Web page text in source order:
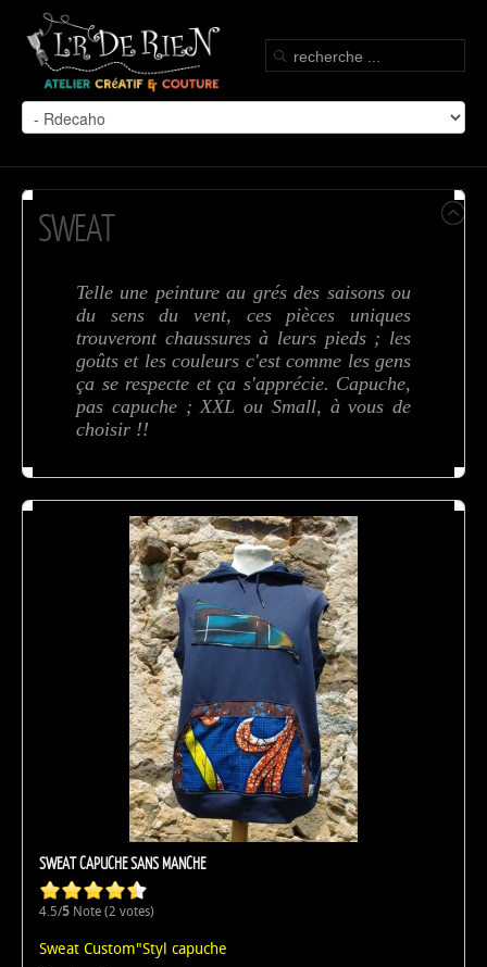
SWEAT
Telle une peinture au grés des saisons ou
du sens du vent, ces pièces uniques
trouveront chaussures à leurs pieds ; les
goûts et les couleurs c'est comme les gens
ça se respecte et ça s'apprécie. Capuche,
pas capuche ; XXL ou Small, à vous de
choisir !!
SWEAT CAPUCHE SANS MANCHE
4.5/5 Note (2 votes)
Sweat Custom"Styl capuche